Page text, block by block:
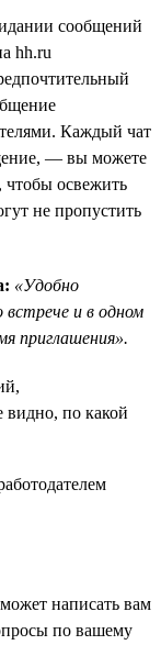
сообщений
hh.ru
Каждый чат
— вы можете
чтобы освежить
не пропустить
«Удобно
и в одном
приглашения».
видно, по какой
написать вам
по вашему